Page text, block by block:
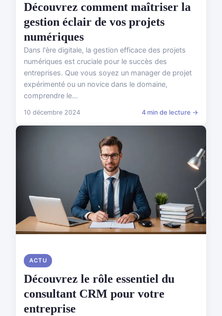
Découvrez comment maîtriser la
gestion éclair de vos projets
numériques
Dans l'ère digitale, la gestion efficace des projets
numériques est cruciale pour le succès des
entreprises. Que vous soyez un manager de projet
expérimenté ou un novice dans le domaine,
comprendre le...
10 décembre 2024 4 min de lecture →
ACTU
Découvrez le rôle essentiel du
consultant CRM pour votre
entreprise